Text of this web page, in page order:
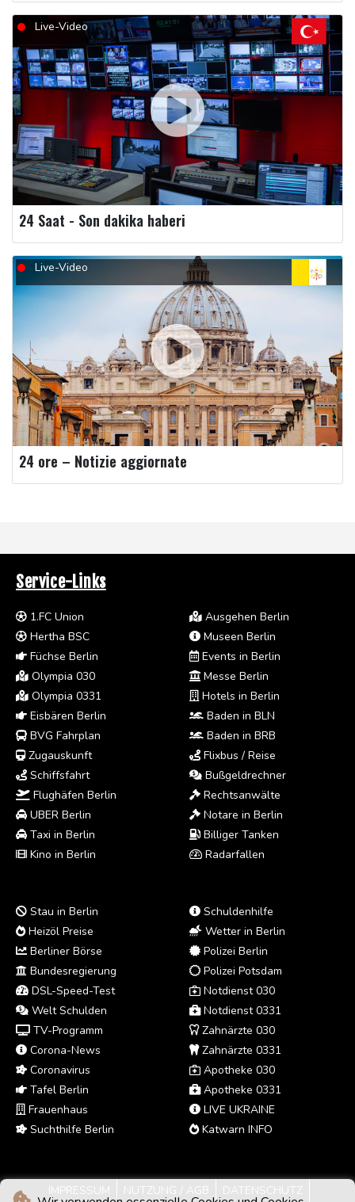
Live-Video
24 Saat - Son dakika haberi
Live-Video
24 ore – Notizie aggiornate
Service-Links
1.FC Union
Hertha BSC
Füchse Berlin
Olympia 030
Olympia 0331
Eisbären Berlin
BVG Fahrplan
Zugauskunft
Schiffsfahrt
Flughäfen Berlin
UBER Berlin
Taxi in Berlin
Kino in Berlin
Ausgehen Berlin
Museen Berlin
Events in Berlin
Messe Berlin
Hotels in Berlin
Baden in BLN
Baden in BRB
Flixbus / Reise
Bußgeldrechner
Rechtsanwälte
Notare in Berlin
Billiger Tanken
Radarfallen
Stau in Berlin
Heizöl Preise
Berliner Börse
Bundesregierung
DSL-Speed-Test
Welt Schulden
TV-Programm
Corona-News
Coronavirus
Tafel Berlin
Frauenhaus
Suchthilfe Berlin
Schuldenhilfe
Wetter in Berlin
Polizei Berlin
Polizei Potsdam
Notdienst 030
Notdienst 0331
Zahnärzte 030
Zahnärzte 0331
Apotheke 030
Apotheke 0331
LIVE UKRAINE
Katwarn INFO
IMPRESSUM NUTZUNG / AGB DATENSCHUTZ